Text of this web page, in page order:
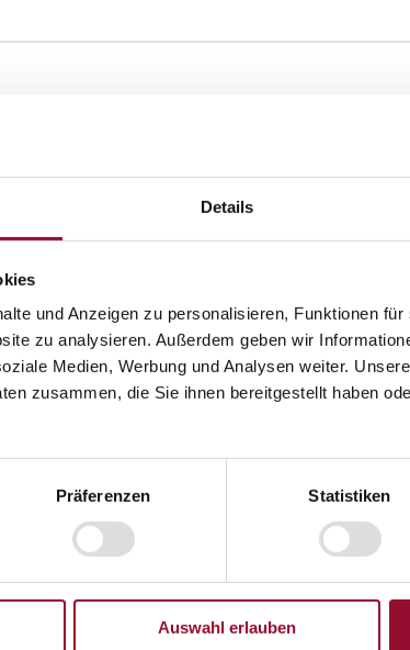
Details
und Anzeigen zu personalisieren, Funktionen
zu analysieren. Außerdem geben wir
Medien, Werbung und Analysen weiter.
zusammen, die Sie ihnen bereitgestellt haben
Präferenzen Statistiken
Auswahl erlauben
die Räume. Das Ganzglassystem 3400
die Linien der Gebäudehülle auf.